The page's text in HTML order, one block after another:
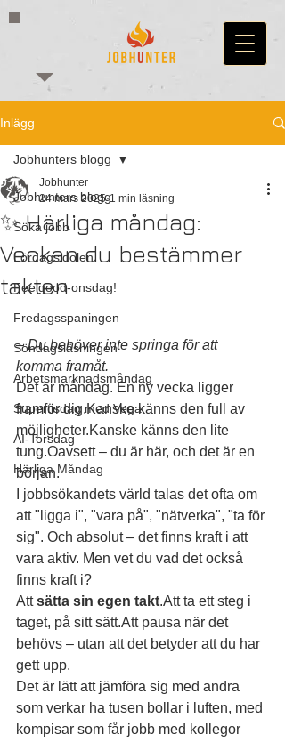
Inlägg
Jobhunters blogg
Söka jobb
Lördagsidolen
Feelgood-onsdag!
Fredagsspaningen
Söndagsläsningen
Arbetsmarknadsmåndag
Supertisdag med Vega
AI-Torsdag
Härliga Måndag
Jobhunters blogg
✨ Härliga måndag:
Veckan du bestämmer
takten
Jobhunter
24 mars 2025 1 min läsning
– Du behöver inte springa för att
komma framåt.
Det är måndag. En ny vecka ligger
framför dig.Kanske känns den full av
möjligheter.Kanske känns den lite
tung.Oavsett – du är här, och det är en
början.
I jobbsökandets värld talas det ofta om
att "ligga i", "vara på", "nätverka", "ta för
sig". Och absolut – det finns kraft i att
vara aktiv. Men vet du vad det också
finns kraft i?
Att sätta sin egen takt.Att ta ett steg i
taget, på sitt sätt.Att pausa när det
behövs – utan att det betyder att du har
gett upp.
Det är lätt att jämföra sig med andra
som verkar ha tusen bollar i luften, med
kompisar som får jobb med kollegor